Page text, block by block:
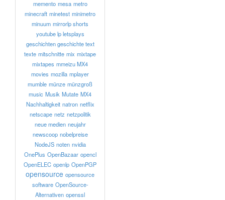
memento mesa metro
minecraft minetest minimetro
minuum mirrorlp shorts
youtube lp letsplays
geschichten geschichte text
texte mitschnitte mix mixtape
mixtapes mmeizu MX4
movies mozilla mplayer
mumble münze münzgroß
music Musik Mutate MX4
Nachhaltigkeit natron netflix
netscape netz netzpolitik
neue medien neujahr
newscoop nobelpreise
NodeJS noten nvidia
OnePlus OpenBazaar opencl
OpenELEC openlp OpenPGP
opensource opensource
software OpenSource-
Alternativen openssl